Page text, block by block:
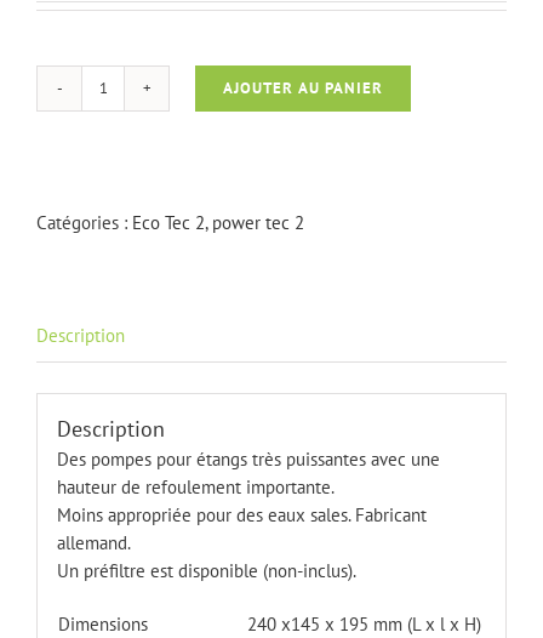
quantité
AJOUTER AU PANIER
Catégories : Eco Tec 2, power tec 2
Description
Description
Des pompes pour étangs très puissantes avec une
hauteur de refoulement importante.
Moins appropriée pour des eaux sales. Fabricant
allemand.
Un préfiltre est disponible (non-inclus).
Dimensions
240 x145 x 195 mm (L x l x H)